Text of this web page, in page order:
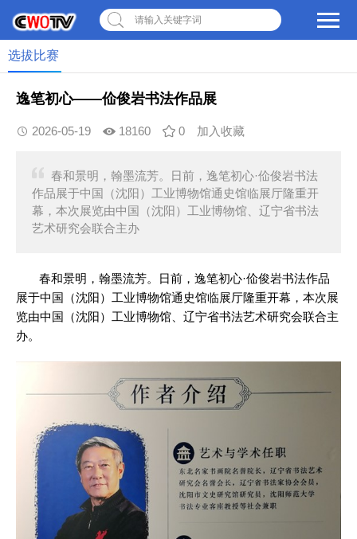
请输入关键字词
选拔比赛
逸笔初心——佡俊岩书法作品展
2026-05-19 18160 0 加入收藏
春和景明，翰墨流芳。日前，逸笔初心·佡俊岩书法
作品展于中国（沈阳）工业博物馆通史馆临展厅隆重开
幕，本次展览由中国（沈阳）工业博物馆、辽宁省书法
艺术研究会联合主办
春和景明，翰墨流芳。日前，逸笔初心·佡俊岩书法作品
展于中国（沈阳）工业博物馆通史馆临展厅隆重开幕，本次展
览由中国（沈阳）工业博物馆、辽宁省书法艺术研究会联合主
办。